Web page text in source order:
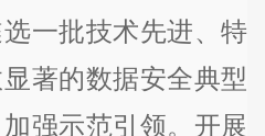
一批技术先进、特
著的数据安全典型
强示范引领。开展